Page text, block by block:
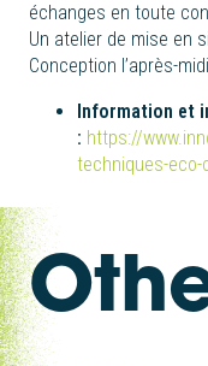
échanges en toute
Un atelier de mise en
Conception l’après-
Information et
: https://
techniques-